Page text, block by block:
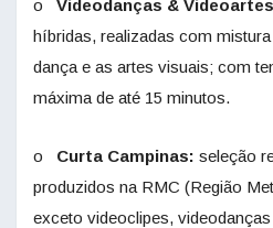
o Videodanças &
híbridas, realizadas com
dança e as artes visuais; com
máxima de até 15 minutos.
o Curta Campinas: seleção
produzidos na RMC (Região
exceto videoclipes,